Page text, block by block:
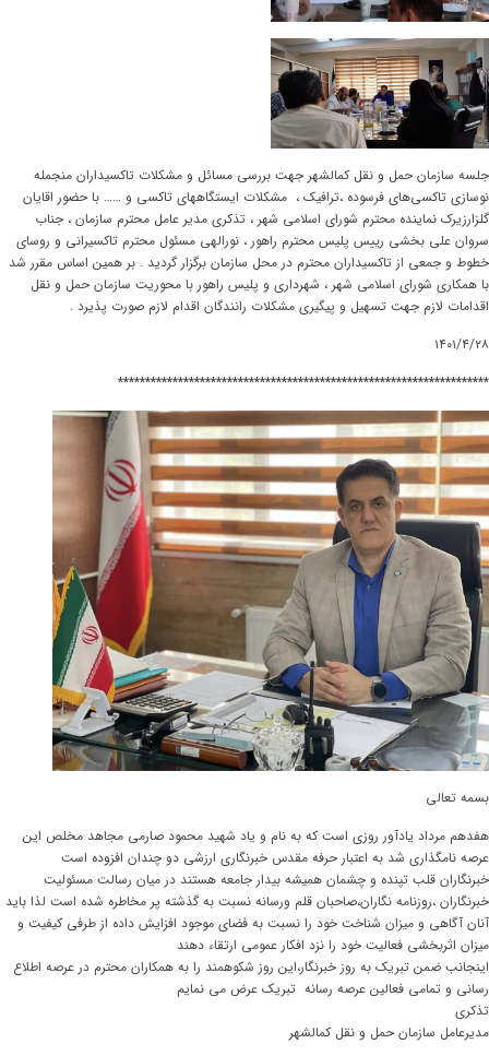
جلسه سازمان حمل و نقل کمالشهر جهت بررسی مسائل و مشکلات تاکسیداران منجمله
نوسازی تاکسی‌های فرسوده ،ترافیک ، مشکلات ایستگاههای تاکسی و …… با حضور اقایان
گلزارزیرک نماینده محترم شورای اسلامی شهر ، تذکری مدیر عامل محترم سازمان ، جناب
سروان علی بخشی رییس پلیس محترم راهور ، نورالهی مسئول محترم تاکسیرانی و روسای
خطوط و جمعی از تاکسیداران محترم در محل سازمان برگزار گردید . بر همین اساس مقرر شد
با همکاری شورای اسلامی شهر ، شهرداری و پلیس راهور با محوریت سازمان حمل و نقل
اقدامات لازم جهت تسهیل و پیگیری مشکلات رانندگان اقدام لازم صورت پذیرد .
۱۴۰۱/۴/۲۸
********************************************************************
بسمه تعالی
هفدهم مرداد یادآور روزی است که به نام و یاد شهید محمود صارمی مجاهد مخلص این
عرصه نامگذاری شد به اعتبار حرفه مقدس خبرنگاری ارزشی دو چندان افزوده است
خبرنگاران قلب تپنده و چشمان همیشه بیدار جامعه هستند در میان رسالت مسئولیت
خبرنگاران ،روزنامه نگاران،صاحبان قلم ورسانه نسبت به گذشته پر مخاطره شده است لذا باید
آنان آگاهی و میزان شناخت خود را نسبت به فضای موجود افزایش داده از طرفی کیفیت و
میزان اثربخشی فعالیت خود را نزد افکار عمومی ارتقاء دهند
اینجانب ضمن تبریک به روز خبرنگار،این روز شکوهمند را به همکاران محترم در عرصه اطلاع
رسانی و تمامی فعالین عرصه رسانه تبریک عرض می نمایم
تذکری
مدیرعامل سازمان حمل و نقل کمالشهر